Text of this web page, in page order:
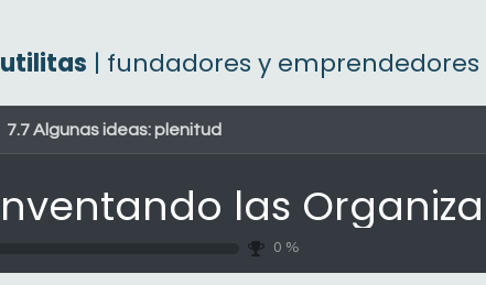
utilitas | fundadores y emprendedores
7.7 Algunas ideas: plenitud
0 %